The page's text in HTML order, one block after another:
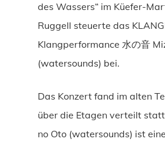
des Wassers“ im Küefer-
Ruggell steuerte das
Klangperformance 水の音
(watersounds) bei.
Das Konzert fand im alten
über die Etagen verteilt
no Oto (watersounds) ist eine